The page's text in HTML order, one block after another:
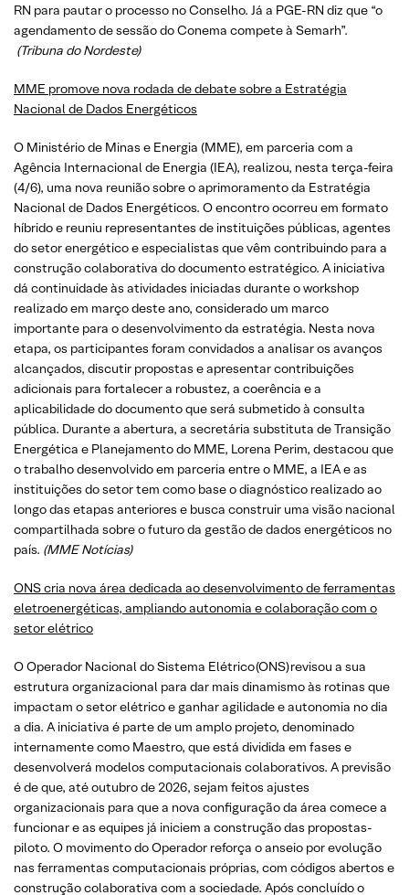
RN para pautar o processo no Conselho. Já a PGE-RN diz que “o
agendamento de sessão do Conema compete à Semarh”.
(Tribuna do Nordeste)
MME promove nova rodada de debate sobre a Estratégia
Nacional de Dados Energéticos
O Ministério de Minas e Energia (MME), em parceria com a
Agência Internacional de Energia (IEA), realizou, nesta terça-feira
(4/6), uma nova reunião sobre o aprimoramento da Estratégia
Nacional de Dados Energéticos. O encontro ocorreu em formato
híbrido e reuniu representantes de instituições públicas, agentes
do setor energético e especialistas que vêm contribuindo para a
construção colaborativa do documento estratégico. A iniciativa
dá continuidade às atividades iniciadas durante o workshop
realizado em março deste ano, considerado um marco
importante para o desenvolvimento da estratégia. Nesta nova
etapa, os participantes foram convidados a analisar os avanços
alcançados, discutir propostas e apresentar contribuições
adicionais para fortalecer a robustez, a coerência e a
aplicabilidade do documento que será submetido à consulta
pública. Durante a abertura, a secretária substituta de Transição
Energética e Planejamento do MME, Lorena Perim, destacou que
o trabalho desenvolvido em parceria entre o MME, a IEA e as
instituições do setor tem como base o diagnóstico realizado ao
longo das etapas anteriores e busca construir uma visão nacional
compartilhada sobre o futuro da gestão de dados energéticos no
país. (MME Notícias)
ONS cria nova área dedicada ao desenvolvimento de ferramentas
eletroenergéticas, ampliando autonomia e colaboração com o
setor elétrico
O Operador Nacional do Sistema Elétrico (ONS) revisou a sua
estrutura organizacional para dar mais dinamismo às rotinas que
impactam o setor elétrico e ganhar agilidade e autonomia no dia
a dia. A iniciativa é parte de um amplo projeto, denominado
internamente como Maestro, que está dividida em fases e
desenvolverá modelos computacionais colaborativos. A previsão
é de que, até outubro de 2026, sejam feitos ajustes
organizacionais para que a nova configuração da área comece a
funcionar e as equipes já iniciem a construção das propostas-
piloto. O movimento do Operador reforça o anseio por evolução
nas ferramentas computacionais próprias, com códigos abertos e
construção colaborativa com a sociedade. Após concluído o